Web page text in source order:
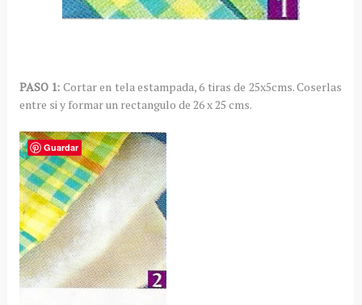
PASO 1: Cortar en tela estampada, 6 tiras de 25x5cms. Coserlas
entre si y formar un rectangulo de 26 x 25 cms.
Guardar